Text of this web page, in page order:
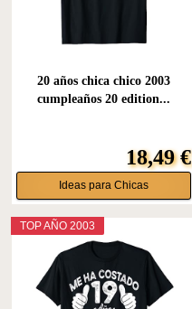
20 años chica chico 2003
cumpleaños 20 edition...
18,49 €
Ideas para Chicas
TOP AÑO 2003